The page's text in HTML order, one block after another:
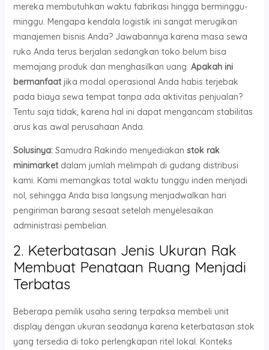
mereka membutuhkan waktu fabrikasi hingga berminggu-
minggu. Mengapa kendala logistik ini sangat merugikan
manajemen bisnis Anda? Jawabannya karena masa sewa
ruko Anda terus berjalan sedangkan toko belum bisa
memajang produk dan menghasilkan uang. Apakah ini
bermanfaatjika modal operasional Anda habis terjebak
pada biaya sewa tempat tanpa ada aktivitas penjualan?
Tentu saja tidak, karena hal ini dapat mengancam stabilitas
arus kas awal perusahaan Anda.
Solusinya:Samudra Rakindo menyediakan stok rak
minimarketdalam jumlah melimpah di gudang distribusi
kami. Kami memangkas total waktu tunggu inden menjadi
nol, sehingga Anda bisa langsung menjadwalkan hari
pengiriman barang sesaat setelah menyelesaikan
administrasi pembelian.
2. Keterbatasan Jenis Ukuran Rak
Membuat Penataan Ruang Menjadi
Terbatas
Beberapa pemilik usaha sering terpaksa membeli unit
display dengan ukuran seadanya karena keterbatasan stok
yang tersedia di toko perlengkapan ritel lokal. Konteks